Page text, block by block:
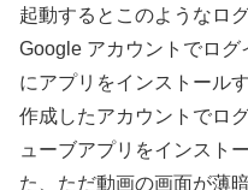
起動するとこのようなロ
Google アカウントでロ
にアプリをインストール
作成したアカウントでロ
ューブアプリをインスト
た、ただ動画の画面が薄